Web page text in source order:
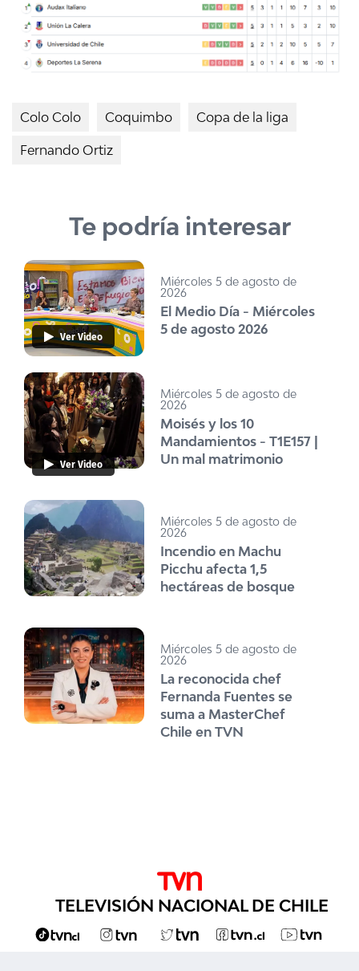
Colo Colo Coquimbo Copa de la liga
Fernando Ortiz
Te podría interesar
Ver Video
Miércoles 5 de agosto de
2026
El Medio Día - Miércoles
5 de agosto 2026
Ver Video
Miércoles 5 de agosto de
2026
Moisés y los 10
Mandamientos - T1E157 |
Un mal matrimonio
Miércoles 5 de agosto de
2026
Incendio en Machu
Picchu afecta 1,5
hectáreas de bosque
Miércoles 5 de agosto de
2026
La reconocida chef
Fernanda Fuentes se
suma a MasterChef
Chile en TVN
TELEVISIÓN NACIONAL DE CHILE